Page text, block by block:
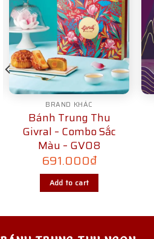
BRAND KHÁC
Bánh Trung Thu
Givral – Combo Sắc
Màu – GV08
691.000₫
Add to cart